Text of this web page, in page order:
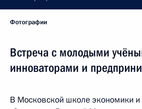
Фотографии
Встреча с молодыми
инноваторами и
В Московской школе экономики и